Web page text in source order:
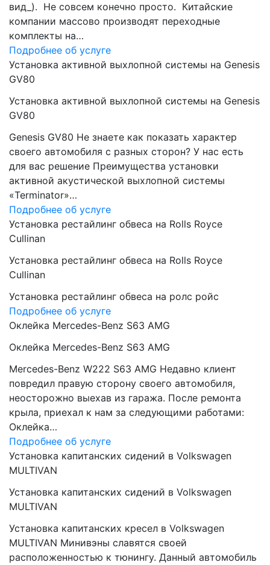
вид_). Не совсем конечно просто. Китайские
компании массово производят переходные
комплекты на…
Подробнее об услуге
Установка активной выхлопной системы на Genesis
GV80
Установка активной выхлопной системы на Genesis
GV80
Genesis GV80 Не знаете как показать характер
своего автомобиля с разных сторон? У нас есть
для вас решение Преимущества установки
активной акустической выхлопной системы
«Terminator»…
Подробнее об услуге
Установка рестайлинг обвеса на Rolls Royce
Cullinan
Установка рестайлинг обвеса на Rolls Royce
Cullinan
Установка рестайлинг обвеса на ролс ройс
Подробнее об услуге
Оклейка Mercedes-Benz S63 AMG
Оклейка Mercedes-Benz S63 AMG
Mercedes-Benz W222 S63 AMG Недавно клиент
повредил правую сторону своего автомобиля,
неосторожно выехав из гаража. После ремонта
крыла, приехал к нам за следующими работами:
Оклейка…
Подробнее об услуге
Установка капитанских сидений в Volkswagen
MULTIVAN
Установка капитанских сидений в Volkswagen
MULTIVAN
Установка капитанских кресел в Volkswagen
MULTIVAN Минивэны славятся своей
расположенностью к тюнингу. Данный автомобиль